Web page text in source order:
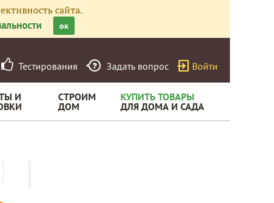
сайта.
ок
Тестирования Задать вопрос Войти
И
СТРОИМ
ДОМ
КУПИТЬ ТОВАРЫ
ДЛЯ ДОМА И САДА